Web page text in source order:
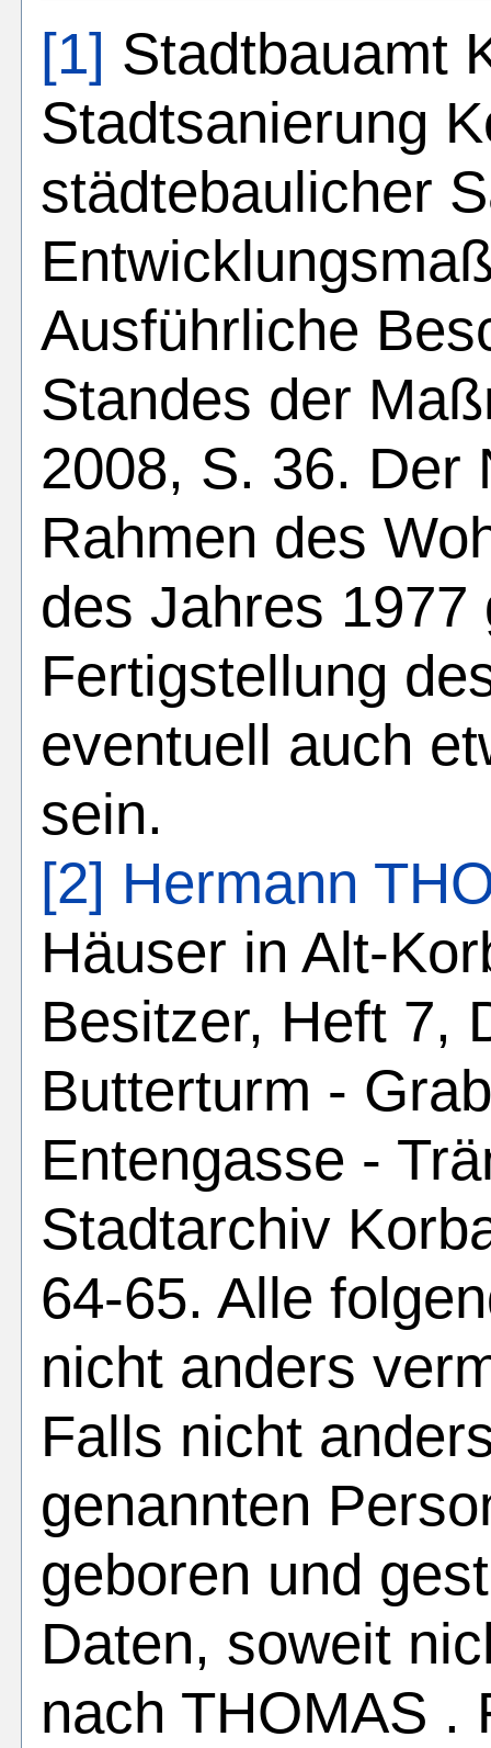
[1] Stadtbauamt
Stadtsanierung
städtebaulicher
Ausführliche
Standes der
2008, S. 36. Der
Rahmen des
des Jahres 1977
Fertigstellung
eventuell auch
sein.
[2] Hermann
Häuser in Alt-
Besitzer, Heft 7,
Butterturm -
Entengasse -
Stadtarchiv
64-65. Alle
nicht anders
Falls nicht
genannten
geboren und
Daten, soweit
nach THOMAS .